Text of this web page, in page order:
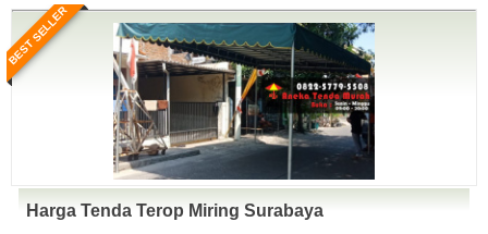
BEST SELLER
Harga Tenda Terop Miring Surabaya